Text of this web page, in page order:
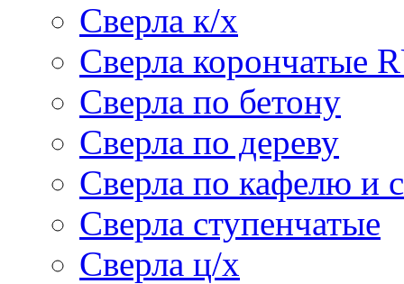
Сверла к/х
Сверла корончатые
Сверла по бетону
Сверла по дереву
Сверла по кафелю и
Сверла ступенчатые
Сверла ц/х